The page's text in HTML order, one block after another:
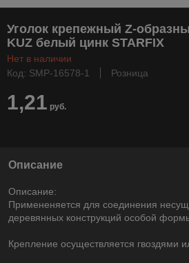
Уголок крепежный Z-
KUZ белый цинк STARFIX
Нет в наличии
Код: SMP-16578-1
Розница
1,21 руб.
Описание
Описание:
Примененяется для соединения
деревянных конструкций особой
Крепление осуществляется гвоздями